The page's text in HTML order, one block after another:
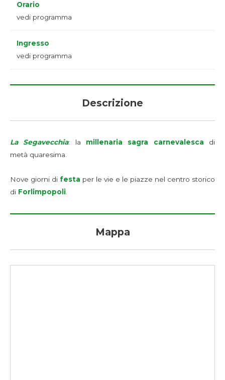
Orario
vedi programma
Ingresso
vedi programma
Descrizione
La Segavecchia: la millenaria sagra carnevalesca di
metà quaresima.
Nove giorni di festa per le vie e le piazze nel centro storico
di Forlimpopoli.
Mappa